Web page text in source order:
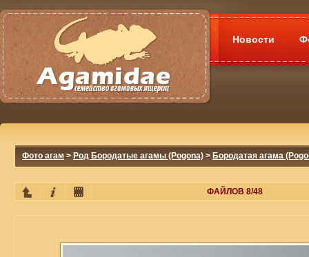
Новости
Фото агам > Род Бородатые агамы (Pogona) > Бородатая агама
ФАЙЛОВ 8/48